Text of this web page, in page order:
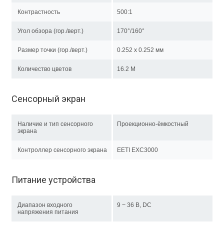
Контрастность 500:1
Угол обзора (гор./верт.) 170°/160°
Размер точки (гор./верт.) 0.252 x 0.252 мм
Количество цветов 16.2 M
Сенсорный экран
Наличие и тип сенсорного
экрана
Проекционно-ёмкостный
Контроллер сенсорного экрана EETI EXC3000
Питание устройства
Диапазон входного
напряжения питания
9 ~ 36 В, DC